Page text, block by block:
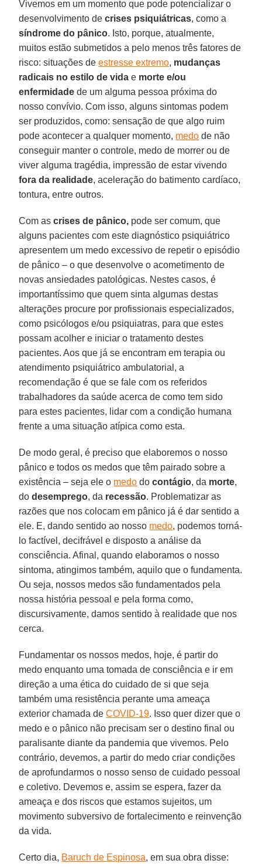
Vivemos em um momento que pode potencializar o
desenvolvimento decrises psiquiátricas, como a
síndrome do pânico. Isto, porque, atualmente,
muitos estão submetidos a pelo menos três fatores de
risco: situações deestresse extremo, mudanças
radicais no estilo de vida e morte e/ou
enfermidade de um alguma pessoa próxima do
nosso convívio. Com isso, alguns sintomas podem
ser produzidos, como: sensação de que algo ruim
pode acontecer a qualquer momento, medo de não
conseguir manter o controle, medo de morrer ou de
viver alguma tragédia, impressão de estar vivendo
fora da realidade, aceleração do batimento cardíaco,
tontura, entre outros.
Com ascrises de pânico, pode ser comum, que
alguns pacientes com este diagnóstico psiquiátrico
apresentem um medo excessivo de repetir o episódio
de pânico – o que desenvolve o acometimento de
novas ansiedades patológicas. Nestes casos, é
importantíssimo que quem sinta algumas destas
alterações procure por profissionais especializados,
como psicólogos e/ou psiquiatras, para que estes
possam acolher e iniciar o tratamento destes
pacientes. Aos que já se encontram em terapia ou
atendimento psiquiátrico ambulatorial, a
recomendação é que se fale com os referidos
trabalhadores da saúde acerca de como tem sido
para estes pacientes, lidar com a condição humana
frente a uma situação atípica como esta.
De modo geral, é preciso que elaboremos o nosso
pânico e todos os medos que têm pairado sobre a
existência – seja ele o medo docontágio, da morte,
dodesemprego, da recessão. Problematizar as
razões que nos colocam em pânico já é dar sentido a
ele. E, dando sentido ao nosso medo, podemos torná-
lo factível, decifrável e disposto a análise da
consciência. Afinal, quando elaboramos o nosso
sintoma, atingimos também, aquilo que o fundamenta.
Ou seja, nossos medos são fundamentados pela
nossa história pessoal e pela forma como,
discursivamente, damos sentido à realidade que nos
cerca.
Fundamentar os nossos medos, hoje, é partir do
medo enquanto uma tomada de consciência e ir em
direção a uma ética do cuidado de si que seja
também uma resistência perante uma ameaça
exterior chamada deCOVID-19. Isso quer dizer que o
medo e o pânico não precisam ser o destino final ou
paralisante diante da pandemia que vivemos. Pelo
contrário, devemos, a partir do medo criar condições
de aprofundarmos o nosso senso de cuidado pessoal
e coletivo. Devemos e, assim se espera, fazer da
ameaça e dos riscos que estamos sujeitos, um
movimento subversivo de fortalecimento e reinvenção
da vida.
Certo dia, Baruch de Espinosa, em sua obra disse: